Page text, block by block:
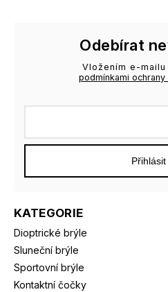
KATEGORIE
Dioptrické brýle
Sluneční brýle
Sportovní brýle
Kontaktní čočky
Odebírat
Vložením e-
podmínkami
Přihlásit